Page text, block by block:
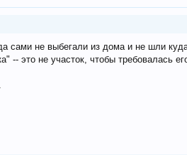
сами не выбегали из дома и не шли
это не участок, чтобы требовалась